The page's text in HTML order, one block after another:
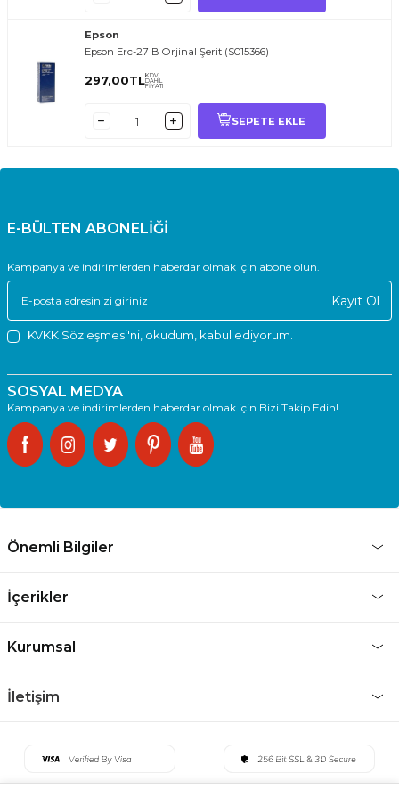
Epson
Epson Erc-27 B Orjinal Şerit (S015366)
297,00TLKDV
DAHİL
FİYATI
SEPETE EKLE
E-BÜLTEN ABONELİĞİ
Kampanya ve indirimlerden haberdar olmak için abone olun.
Kayıt Ol
KVKK Sözleşmesi'ni , okudum, kabul ediyorum.
SOSYAL MEDYA
Kampanya ve indirimlerden haberdar olmak için Bizi Takip Edin!
Önemli Bilgiler
İçerikler
Kurumsal
İletişim